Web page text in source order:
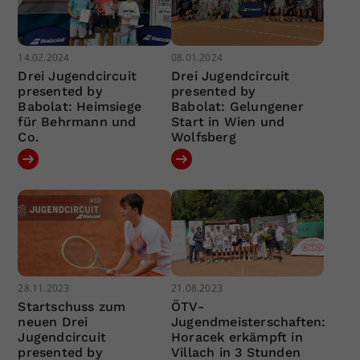
14.02.2024
Drei Jugendcircuit
presented by
Babolat: Heimsiege
für Behrmann und
Co.
08.01.2024
Drei Jugendcircuit
presented by
Babolat: Gelungener
Start in Wien und
Wolfsberg
28.11.2023
Startschuss zum
neuen Drei
Jugendcircuit
presented by
21.08.2023
ÖTV-
Jugendmeisterschaften:
Horacek erkämpft in
Villach in 3 Stunden